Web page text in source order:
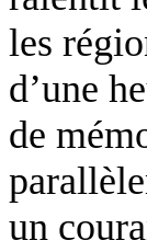
les
d’une
de
un